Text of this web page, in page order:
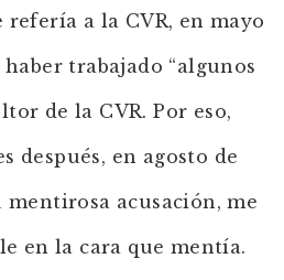
a la CVR, en mayo
trabajado “algunos
de la CVR. Por eso,
después, en agosto de
mentirosa acusación, me
en la cara que mentía.